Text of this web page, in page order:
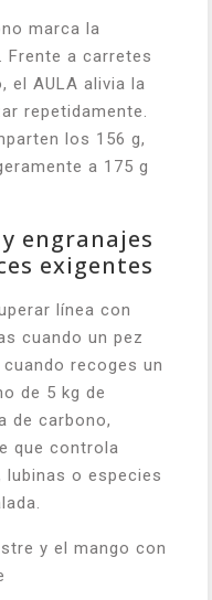
marca la
Frente a carretes
el AULA alivia la
repetidamente.
los 156 g,
a 175 g
engranajes
exigentes
línea con
cuando un pez
recoges un
de 5 kg de
de carbono,
que controla
o especies